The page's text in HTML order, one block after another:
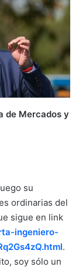
de Mercados y
su
ordinarias del
sigue en link
ingeniero-
.
soy sólo un